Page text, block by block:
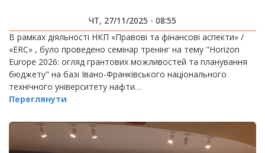
ЧТ, 27/11/2025 - 08:55
В рамках діяльності НКП «Правові та фінансові аспекти» /
«ERC» , було проведено семінар тренінг на тему "Horizon
Europe 2026: огляд грантових можливостей та планування
бюджету" на базі Івано-Франківського національного
технічного університету нафти…
Переглянути